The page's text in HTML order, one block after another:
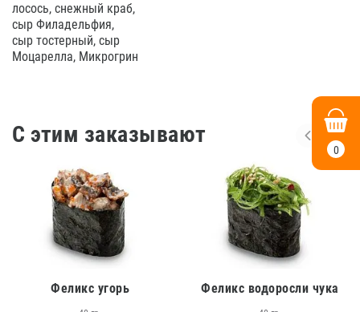
0
лосось, снежный краб,
сыр Филадельфия,
сыр тостерный, сыр
Моцарелла, Микрогрин
С этим заказывают
Феликс угорь Феликс водоросли чука